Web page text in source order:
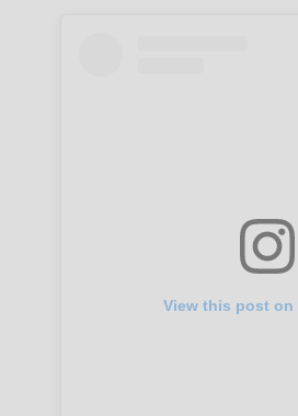
View this post on